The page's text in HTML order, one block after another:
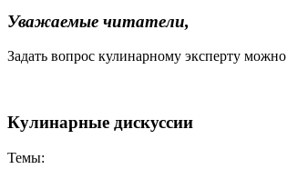
Уважаемые читатели,
Задать вопрос кулинарному эксперту можно
Кулинарные дискуссии
Темы: